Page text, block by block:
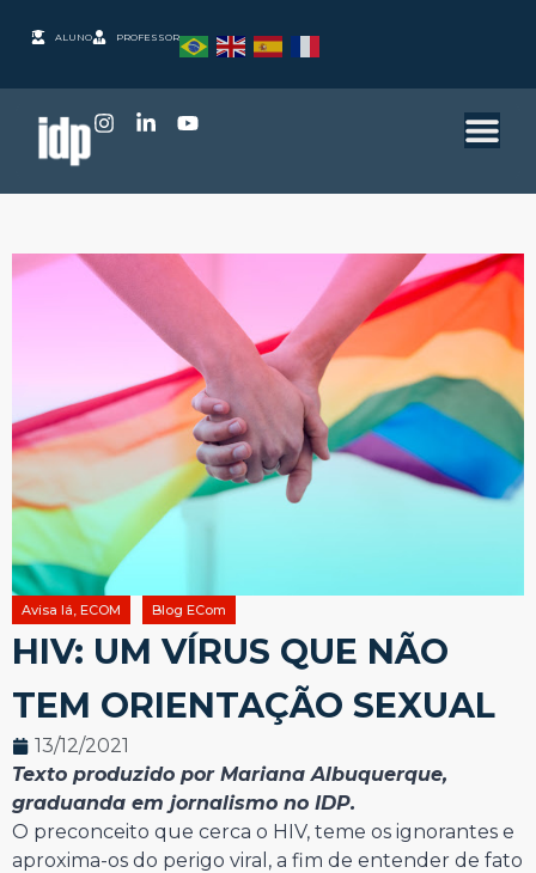
ALUNO PROFESSOR
Avisa lá, ECOM Blog ECom
HIV: UM VÍRUS QUE NÃO
TEM ORIENTAÇÃO SEXUAL
13/12/2021
Texto produzido por Mariana Albuquerque,
graduanda em jornalismo no IDP.
O preconceito que cerca o HIV, teme os ignorantes e
aproxima-os do perigo viral, a fim de entender de fato